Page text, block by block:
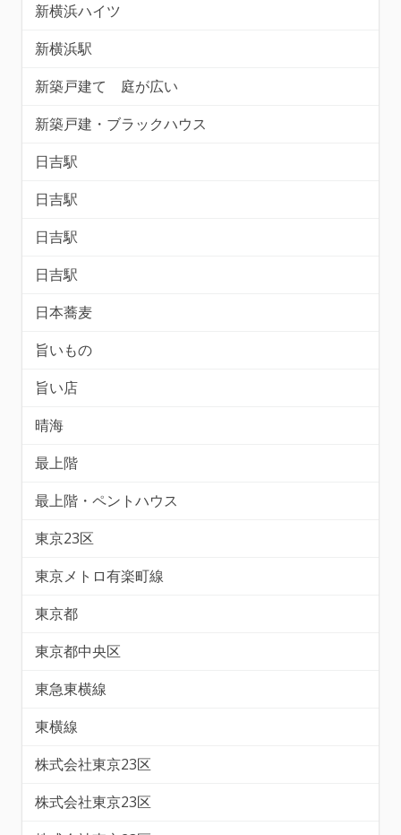
新横浜ハイツ
新横浜駅
新築戸建て 庭が広い
新築戸建・ブラックハウス
日吉駅
日吉駅
日吉駅
日吉駅
日本蕎麦
旨いもの
旨い店
晴海
最上階
最上階・ペントハウス
東京23区
東京メトロ有楽町線
東京都
東京都中央区
東急東横線
東横線
株式会社東京23区
株式会社東京23区